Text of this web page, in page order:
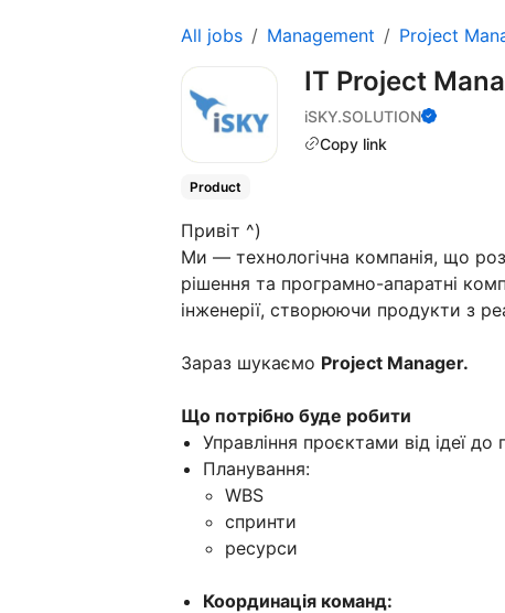
All jobs Management Project
IT Project
iSKY.SOLUTION
Copy link
Product
Привіт ^)
Ми — технологічна компанія, що
рішення та програмно-апаратні
інженерії, створюючи продукти з
Зараз шукаємо Project Manager.
Що потрібно буде робити
Управління проєктами від ідеї
Планування:
WBS
спринти
ресурси
Координація команд: